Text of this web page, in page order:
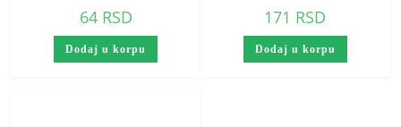
64 RSD
Dodaj u korpu
171 RSD
Dodaj u korpu